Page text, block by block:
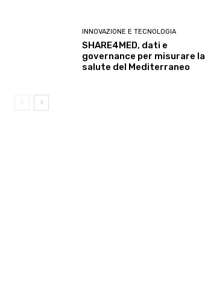
INNOVAZIONE E TECNOLOGIA
SHARE4MED, dati e
governance per misurare la
salute del Mediterraneo